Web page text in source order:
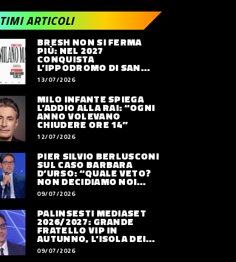
ARTICOLI
BRESH NON SI FERMA
PIÙ: NEL 2027
CONQUISTA
L’IPPODROMO DI SAN
SIRO CON “MILANO
MAREA”
13/07/2026
MILO INFANTE SPIEGA
L’ADDIO ALLA RAI: “OGNI
ANNO VOLEVANO
CHIUDERE ORE 14”
12/07/2026
PIER SILVIO BERLUSCONI
SUL CASO BARBARA
D’URSO: “QUALE VETO?
NON DECIDIAMO NOI
DOVE LAVORERÀ”
09/07/2026
PALINSESTI MEDIASET
2026/2027: GRANDE
FRATELLO VIP IN
AUTUNNO, L’ISOLA DEI
FAMOSI SLITTA AL 2027
09/07/2026